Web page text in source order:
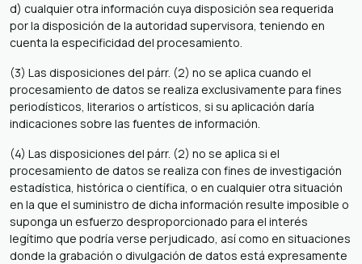
d) cualquier otra información cuya disposición sea requerida
por la disposición de la autoridad supervisora, teniendo en
cuenta la especificidad del procesamiento.
(3) Las disposiciones del párr. (2) no se aplica cuando el
procesamiento de datos se realiza exclusivamente para fines
periodísticos, literarios o artísticos, si su aplicación daría
indicaciones sobre las fuentes de información.
(4) Las disposiciones del párr. (2) no se aplica si el
procesamiento de datos se realiza con fines de investigación
estadística, histórica o científica, o en cualquier otra situación
en la que el suministro de dicha información resulte imposible o
suponga un esfuerzo desproporcionado para el interés
legítimo que podría verse perjudicado, así como en situaciones
donde la grabación o divulgación de datos está expresamente